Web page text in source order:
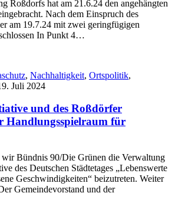
Roßdorfs hat am 21.6.24 den angehängten
Nach dem Einspruch des
am 19.7.24 mit zwei geringfügigen
In Punkt 4…
, Nachhaltigkeit, Ortspolitik,
Juli 2024
und des Roßdörfer
Handlungsspielraum für
Bündnis 90/Die Grünen die Verwaltung
des Deutschen Städtetages „Lebenswerte
Geschwindigkeiten“ beizutreten. Weiter
Gemeindevorstand und der